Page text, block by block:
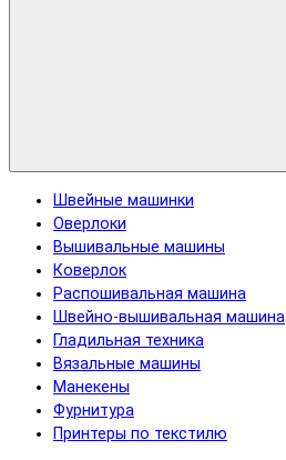
Швейные машинки
Оверлоки
Вышивальные машины
Коверлок
Распошивальная машина
Швейно-вышивальная машина
Гладильная техника
Вязальные машины
Манекены
Фурнитура
Принтеры по текстилю